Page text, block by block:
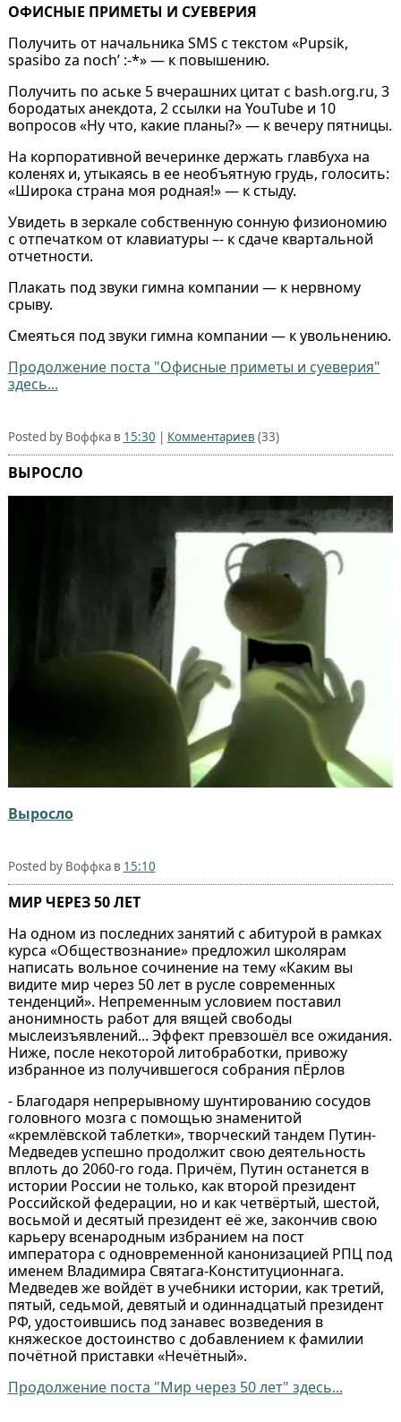
ОФИСНЫЕ ПРИМЕТЫ И СУЕВЕРИЯ
Получить от начальника SMS с текстом «Pupsik,
spasibo za noch’ :-*» — к повышению.
Получить по аське 5 вчерашних цитат с bash.org.ru, 3
бородатых анекдота, 2 ссылки на YouTube и 10
вопросов «Ну что, какие планы?» — к вечеру пятницы.
На корпоративной вечеринке держать главбуха на
коленях и, утыкаясь в ее необъятную грудь, голосить:
«Широка страна моя родная!» — к стыду.
Увидеть в зеркале собственную сонную физиономию
с отпечатком от клавиатуры –- к сдаче квартальной
отчетности.
Плакать под звуки гимна компании — к нервному
срыву.
Смеяться под звуки гимна компании — к увольнению.
Продолжение поста "Офисные приметы и суеверия"
здесь...
Posted by Воффка в 15:30 | Комментариев (33)
ВЫРОСЛО
Выросло
Posted by Воффка в 15:10
МИР ЧЕРЕЗ 50 ЛЕТ
На одном из последних занятий с абитурой в рамках
курса «Обществознание» предложил школярам
написать вольное сочинение на тему «Каким вы
видите мир через 50 лет в русле современных
тенденций». Непременным условием поставил
анонимность работ для вящей свободы
мыслеизъявлений... Эффект превзошёл все ожидания.
Ниже, после некоторой литобработки, привожу
избранное из получившегося собрания пЁрлов
- Благодаря непрерывному шунтированию сосудов
головного мозга с помощью знаменитой
«кремлёвской таблетки», творческий тандем Путин-
Медведев успешно продолжит свою деятельность
вплоть до 2060-го года. Причём, Путин останется в
истории России не только, как второй президент
Российской федерации, но и как четвёртый, шестой,
восьмой и десятый президент её же, закончив свою
карьеру всенародным избранием на пост
императора с одновременной канонизацией РПЦ под
именем Владимира Святага-Конституционнага.
Медведев же войдёт в учебники истории, как третий,
пятый, седьмой, девятый и одиннадцатый президент
РФ, удостоившись под занавес возведения в
княжеское достоинство с добавлением к фамилии
почётной приставки «Нечётный».
Продолжение поста "Мир через 50 лет" здесь...